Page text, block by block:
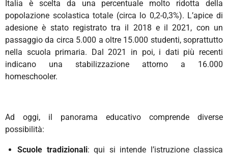
Italia è scelta da una
percentuale molto ridotta
della
popolazione scolastica totale (circa lo 0,2-0,3%). L’apice di
adesione è stato registrato tra il 2018 e il 2021, con un
passaggio da circa 5.000 a oltre 15.000 studenti, soprattutto
nella scuola primaria. Dal 2021 in poi, i dati più recenti
indicano
una stabilizzazione attorno a 16.000
homeschooler.
Ad oggi, il panorama educativo comprende diverse
possibilità:
Scuole tradizionali: qui si intende l’istruzione classica